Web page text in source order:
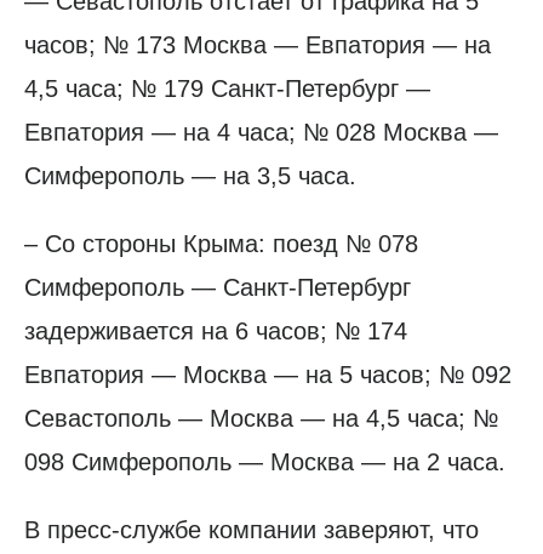
часов; № 173 Москва — Евпатория — на
4,5 часа; № 179 Санкт-Петербург —
Евпатория — на 4 часа; № 028 Москва —
Симферополь — на 3,5 часа.
– Со стороны Крыма: поезд № 078
Симферополь — Санкт-Петербург
задерживается на 6 часов; № 174
Евпатория — Москва — на 5 часов; № 092
Севастополь — Москва — на 4,5 часа; №
098 Симферополь — Москва — на 2 часа.
В пресс-службе компании заверяют, что